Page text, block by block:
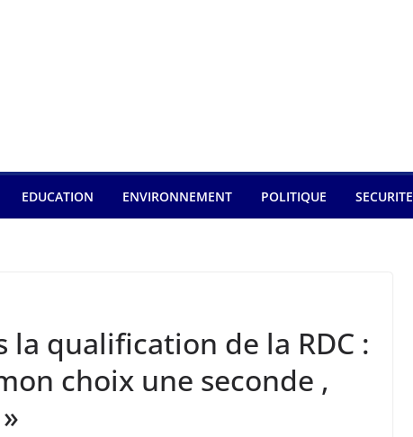
EDUCATION ENVIRONNEMENT POLITIQUE SECURITE
la qualification de la RDC :
choix une seconde ,